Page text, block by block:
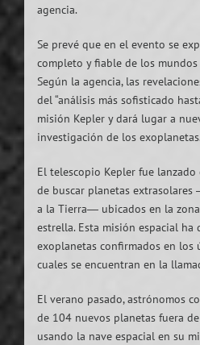
agencia.
Se prevé que en el evento se
completo y fiable de los mundos
Según la agencia, las
del “análisis más sofisticado
misión Kepler y dará lugar a
investigación de los
El telescopio Kepler fue
de buscar planetas
a la Tierra― ubicados en la
estrella. Esta misión espacial ha
exoplanetas confirmados en los
cuales se encuentran en la
El verano pasado, astrónomos
de 104 nuevos planetas fuera
usando la nave espacial en su